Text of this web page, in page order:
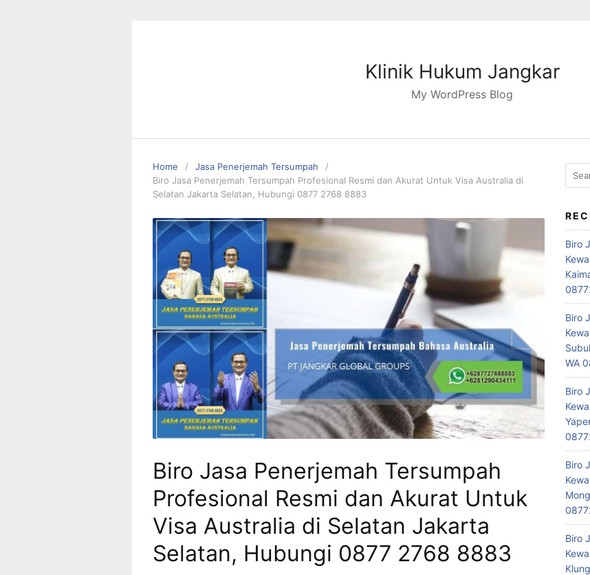
Klinik Hukum Jangkar
My WordPress Blog
Home
Jasa Penerjemah Tersumpah
Biro Jasa Penerjemah Tersumpah Profesional Resmi dan Akurat Untuk Visa Australia di
Selatan Jakarta Selatan, Hubungi 0877 2768 8883
Biro Jasa Penerjemah Tersumpah
Profesional Resmi dan Akurat Untuk
Visa Australia di Selatan Jakarta
Selatan, Hubungi 0877 2768 8883
Search
for:
Biro
Biro
WA
Biro
Biro
Biro